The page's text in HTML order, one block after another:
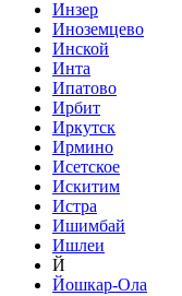
Инзер
Иноземцево
Инской
Инта
Ипатово
Ирбит
Иркутск
Ирмино
Исетское
Искитим
Истра
Ишимбай
Ишлеи
Й
Йошкар-Ола